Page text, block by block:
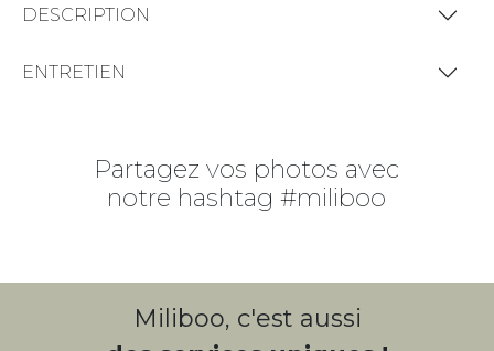
DESCRIPTION
ENTRETIEN
Partagez vos photos avec
notre hashtag #miliboo
Miliboo, c'est aussi